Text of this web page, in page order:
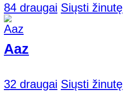
84 draugai Siųsti žinutę
Aaz
32 draugai Siųsti žinutę